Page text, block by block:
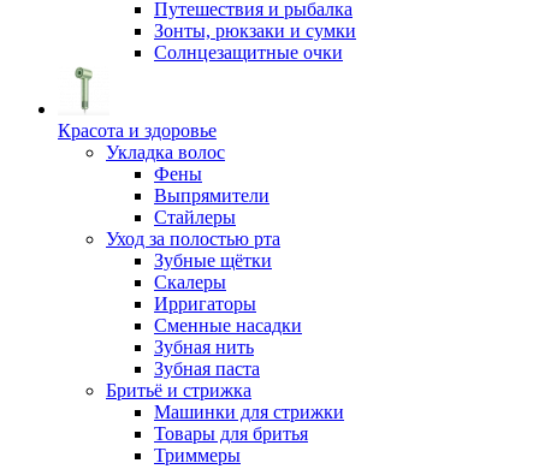
Путешествия и рыбалка
Зонты, рюкзаки и сумки
Солнцезащитные очки
Красота и здоровье
Укладка волос
Фены
Выпрямители
Стайлеры
Уход за полостью рта
Зубные щётки
Скалеры
Ирригаторы
Сменные насадки
Зубная нить
Зубная паста
Бритьё и стрижка
Машинки для стрижки
Товары для бритья
Триммеры